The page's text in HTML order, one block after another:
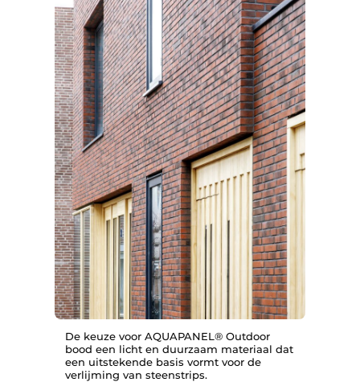
De keuze voor AQUAPANEL® Outdoor
bood een licht en duurzaam materiaal dat
een uitstekende basis vormt voor de
verlijming van steenstrips.